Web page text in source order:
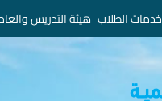
خدمات الطلاب هيئة التدريس